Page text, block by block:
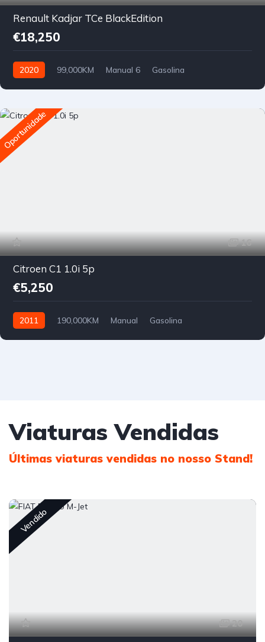
Renault Kadjar TCe BlackEdition
€18,250
2020 99,000KM Manual 6
Gasolina
Oportunidade
16
Citroen C1 1.0i 5p
€5,250
2011 190,000KM Manual
Gasolina
Viaturas Vendidas
Últimas viaturas vendidas no nosso Stand!
Vendido
20